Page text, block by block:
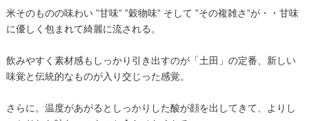
米そのものの味わい ”甘味” ”穀物味” そして ”その複雑さ”が・・甘味
に優しく包まれて綺麗に流される。
飲みやすく素材感もしっかり引き出すのが「土田」の定番、新しい
味覚と伝統的なものが入り交じった感覚。
さらに。温度があがるとしっかりした酸が顔を出してきて、よりし